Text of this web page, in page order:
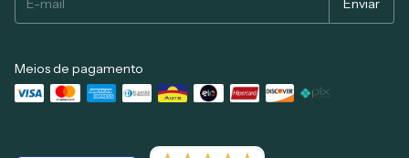
Meios de pagamento